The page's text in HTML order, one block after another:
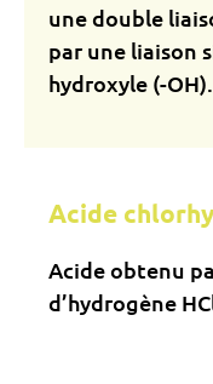
une double
par une liaison
hydroxyle (-OH).
Acide
Acide obtenu
d’hydrogène